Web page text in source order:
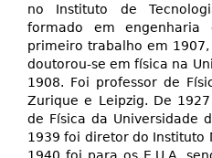
no Instituto de
formado em engenharia
primeiro trabalho em
doutorou-se em física na
1908. Foi professor de
Zurique e Leipzig. De
de Física da Universidade
1939 foi diretor do Instituto